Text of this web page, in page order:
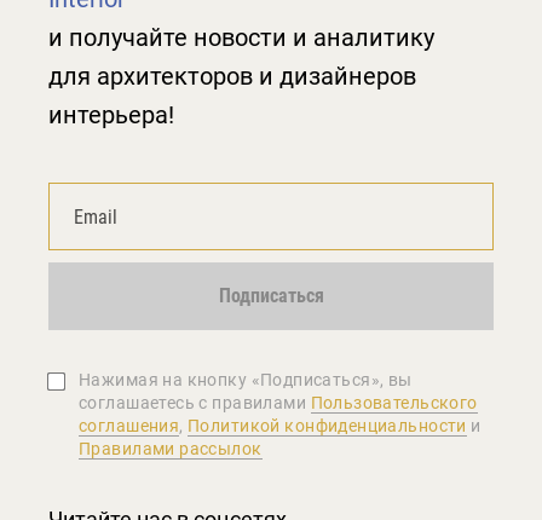
и получайте новости и аналитику
для архитекторов и дизайнеров
интерьера!
Подписаться
Нажимая на кнопку «Подписаться», вы
соглашаетеcь с правилами Пользовательского
соглашения, Политикой конфиденциальности и
Правилами рассылок